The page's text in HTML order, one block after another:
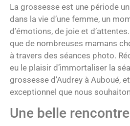
La grossesse est une période
dans la vie d’une femme, un
d’émotions, de joie et
que de nombreuses mamans
à travers des séances photo.
eu le plaisir d’immortaliser la
grossesse d’Audrey à Auboué,
exceptionnel que nous
Une belle